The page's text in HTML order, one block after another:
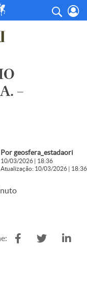
–
Por geosfera_estadaori
10/03/2026 | 18:36
Atualização: 10/03/2026 | 18:36